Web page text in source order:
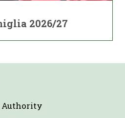
2026/27
Authority